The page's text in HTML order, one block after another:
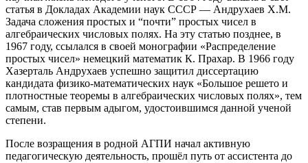
статья в Докладах Академии наук СССР — Андрухаев Х.М.
Задача сложения простых и “почти” простых чисел в
алгебраических числовых полях. На эту статью позднее, в
1967 году, ссылался в своей монографии «Распределение
простых чисел» немецкий математик К. Прахар. В 1966 году
Хазерталь Андрухаев успешно защитил диссертацию
кандидата физико-математических наук «Большое решето и
плотностные теоремы в алгебраических числовых полях», тем
самым, став первым адыгом, удостоившимся данной ученой
степени.
После возращения в родной АГПИ начал активную
педагогическую деятельность, прошёл путь от ассистента до